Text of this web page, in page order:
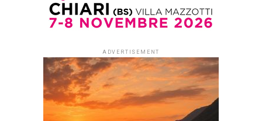
deiLibri green in atelier
incontri dedicati a libri che
raccontano pratiche
creative, sostenibili e
capaci di ispirare nuovi